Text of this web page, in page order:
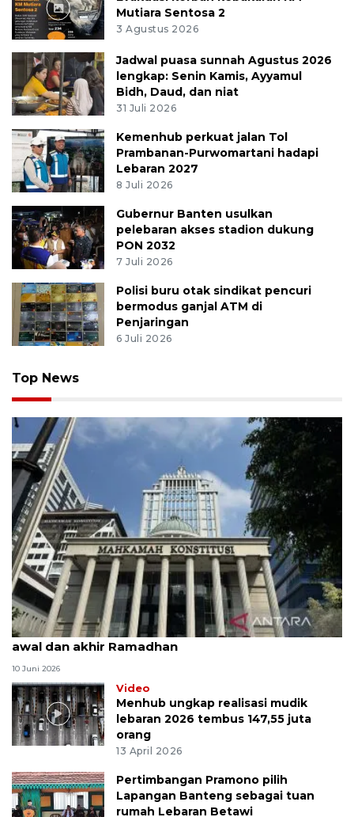
Mutiara Sentosa 2
3 Agustus 2026
Jadwal puasa sunnah Agustus 2026
lengkap: Senin Kamis, Ayyamul
Bidh, Daud, dan niat
31 Juli 2026
Kemenhub perkuat jalan Tol
Prambanan-Purwomartani hadapi
Lebaran 2027
8 Juli 2026
Gubernur Banten usulkan
pelebaran akses stadion dukung
PON 2032
7 Juli 2026
Polisi buru otak sindikat pencuri
bermodus ganjal ATM di
Penjaringan
6 Juli 2026
Top News
MK uji materi UU Peradilan Agama perihal isbat
awal dan akhir Ramadhan
10 Juni 2026
Video
Menhub ungkap realisasi mudik
lebaran 2026 tembus 147,55 juta
orang
13 April 2026
Pertimbangan Pramono pilih
Lapangan Banteng sebagai tuan
rumah Lebaran Betawi